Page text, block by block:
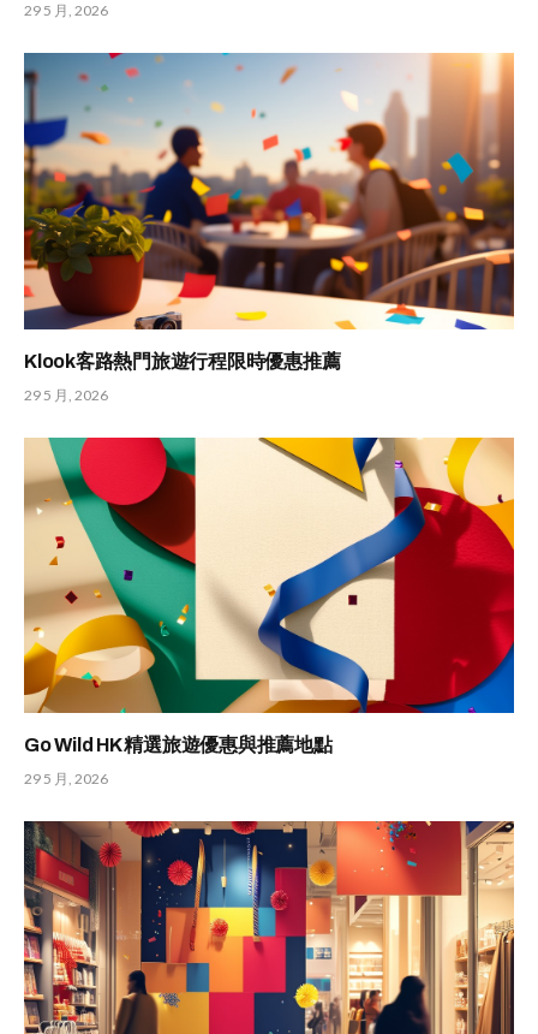
29 5 月, 2026
Klook客路熱門旅遊行程限時優惠推薦
29 5 月, 2026
Go Wild HK 精選旅遊優惠與推薦地點
29 5 月, 2026